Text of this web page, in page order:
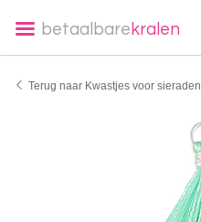
betaalbare kralen
Terug naar Kwastjes voor sieraden